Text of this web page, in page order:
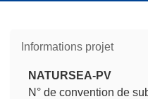
Informations projet
NATURSEA-PV
N° de convention de